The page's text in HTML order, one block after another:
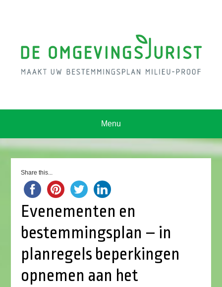
Menu
Share this...
Evenementen en
bestemmingsplan – in
planregels beperkingen
opnemen aan het